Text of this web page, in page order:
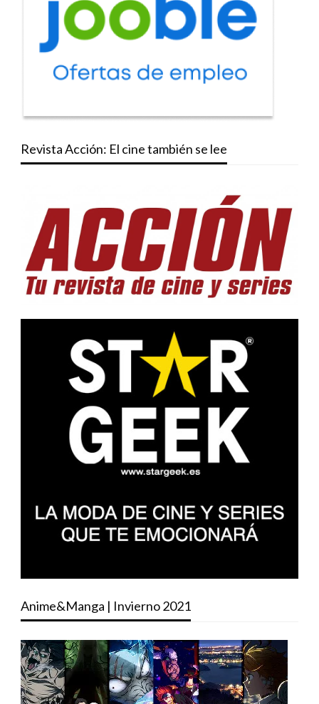
Revista Acción: El cine también se lee
Anime&Manga | Invierno 2021